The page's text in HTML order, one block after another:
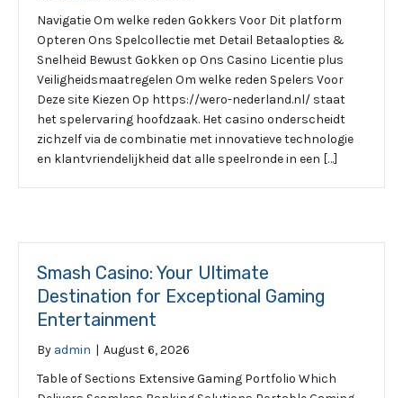
Navigatie Om welke reden Gokkers Voor Dit platform
Opteren Ons Spelcollectie met Detail Betaalopties &
Snelheid Bewust Gokken op Ons Casino Licentie plus
Veiligheidsmaatregelen Om welke reden Spelers Voor
Deze site Kiezen Op https://wero-nederland.nl/ staat
het spelervaring hoofdzaak. Het casino onderscheidt
zichzelf via de combinatie met innovatieve technologie
en klantvriendelijkheid dat alle speelronde in een […]
Smash Casino: Your Ultimate
Destination for Exceptional Gaming
Entertainment
By admin | August 6, 2026
Table of Sections Extensive Gaming Portfolio Which